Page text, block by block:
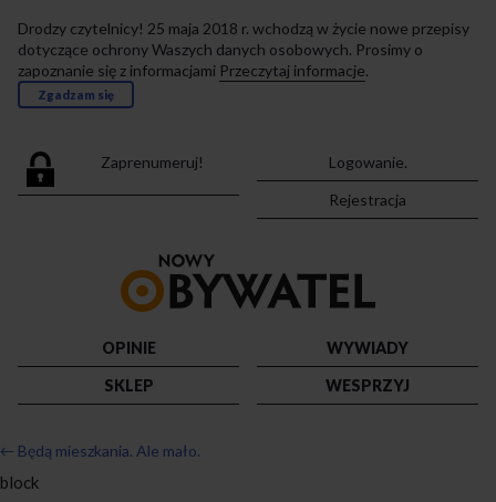
Drodzy czytelnicy! 25 maja 2018 r. wchodzą w życie nowe przepisy
dotyczące ochrony Waszych danych osobowych. Prosimy o
zapoznanie się z informacjami Przeczytaj informacje.
Zgadzam się
Zaprenumeruj!
Logowanie.
Rejestracja
strony
OPINIE
WYWIADY
SKLEP
WESPRZYJ
← Będą mieszkania. Ale mało.
block